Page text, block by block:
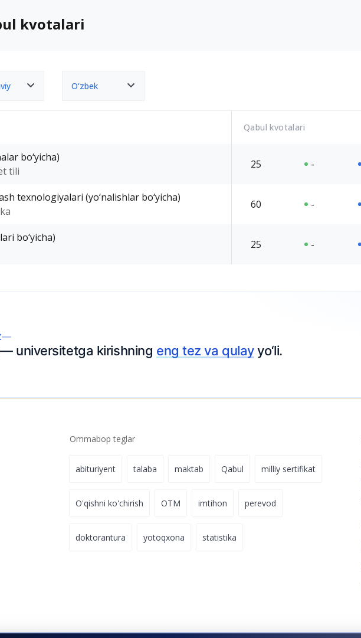
kvotalari
O‘zbek
Qabul kvotalari
bo‘yicha)
tili
25 -
texnologiyalari (yo‘nalishlar bo‘yicha)
60 -
bo‘yicha)
25 -
universitetga kirishning eng tez va qulayyo‘li.
Ommabop teglar
abituriyent talaba maktab Qabul milliy sertifikat
O'qishni ko'chirish OTM imtihon perevod
doktorantura yotoqxona statistika